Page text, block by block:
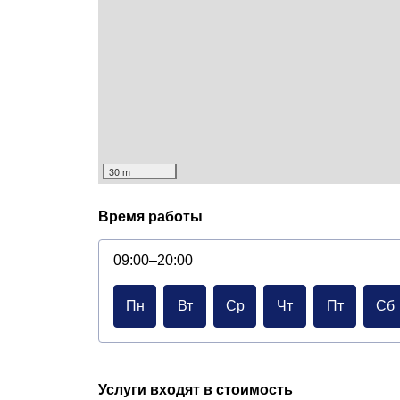
30 m
Время работы
09:00–20:00
Пн Вт Ср Чт Пт Сб
Услуги входят в стоимость